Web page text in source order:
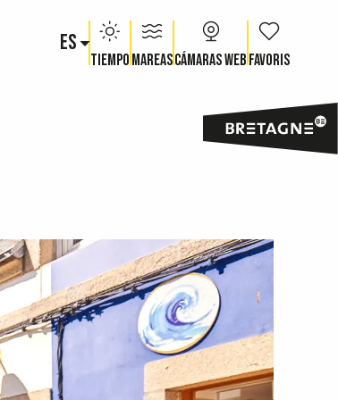
ES
TiempoMareasCámaras web Voir les